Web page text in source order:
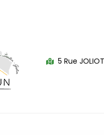
5 Rue